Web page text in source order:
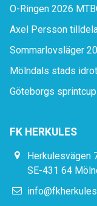
O-Ringen 2026
Axel Persson
Sommarlovsläger
Mölndals stads
Göteborgs
FK HERKULES
Herkulesvägen
SE-431 64